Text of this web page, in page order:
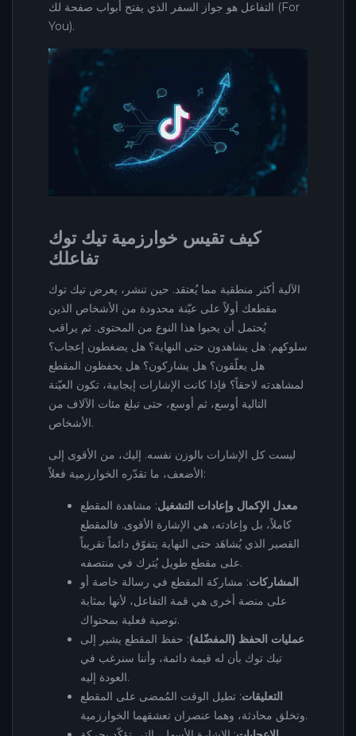
التفاعل هو جواز السفر الذي يفتح أبواب صفحة لك (For
You).
كيف تقيس خوارزمية تيك توك
تفاعلك
الآلية أكثر منطقية مما يُعتقد. حين تنشر، يعرض تيك توك
مقطعك أولاً على عيّنة محدودة من الأشخاص الذين
يُحتمل أن يحبوا هذا النوع من المحتوى. ثم يراقب
سلوكهم: هل يشاهدون حتى النهاية؟ هل يضغطون إعجاب؟
هل يعلّقون؟ هل يشاركون؟ هل يحفظون المقطع
لمشاهدته لاحقاً؟ فإذا كانت الإشارات إيجابية، تكون العيّنة
التالية أوسع، ثم أوسع، حتى تبلغ مئات الآلاف من
الأشخاص.
ليست كل الإشارات بالوزن نفسه. إليك، من الأقوى إلى
الأضعف، ما تقدّره الخوارزمية فعلاً:
معدل الإكمال وإعادات التشغيل: مشاهدة المقطع
كاملاً، بل وإعادته، هي الإشارة الأقوى. فالمقطع
القصير الذي يُشاهَد حتى النهاية يتفوّق دائماً تقريباً
على مقطع طويل يُترك في منتصفه.
المشاركات: مشاركة المقطع في رسالة خاصة أو
على منصة أخرى هي قمة التفاعل، لأنها بمثابة
توصية فعلية بمحتواك.
عمليات الحفظ (المفضّلة): حفظ المقطع يشير إلى
تيك توك بأن له قيمة دائمة، وأننا سنرغب في
العودة إليه.
التعليقات: تطيل الوقت المُمضى على المقطع
وتخلق محادثة، وهما عنصران تعشقهما الخوارزمية.